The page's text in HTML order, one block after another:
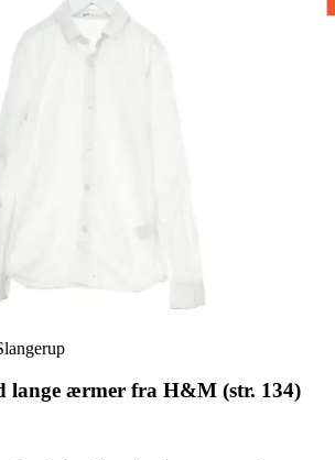
lange ærmer fra H&M (str. 134)